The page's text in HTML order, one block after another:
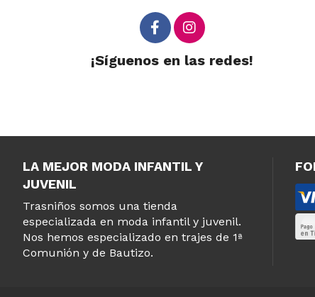
¡Síguenos en las redes!
LA MEJOR MODA INFANTIL Y
JUVENIL
Trasniños somos una tienda
especializada en moda infantil y juvenil.
Nos hemos especializado en trajes de 1ª
Comunión y de Bautizo.